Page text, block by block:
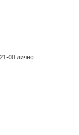
00 лично